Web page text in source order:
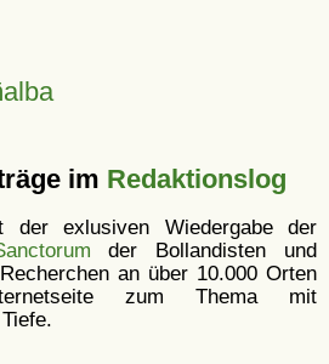
im Redaktionslog
der exlusiven Wiedergabe der
der Bollandisten und
an über 10.000 Orten
zum Thema mit